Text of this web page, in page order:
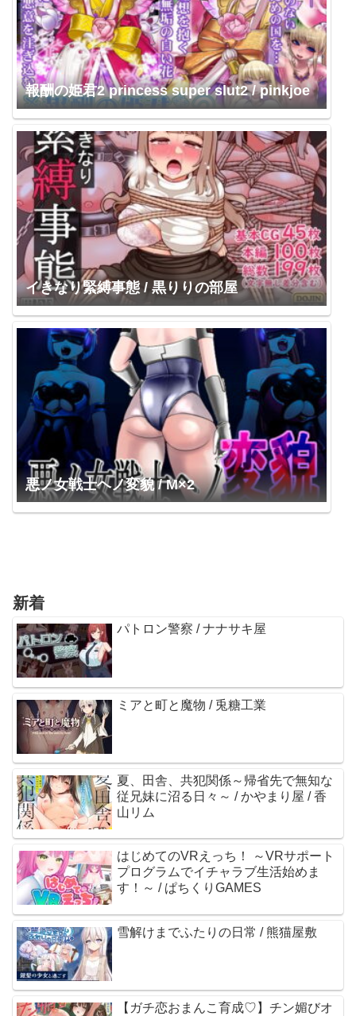
報酬の姫君2 princess super slut2 / pinkjoe
イきなり緊縛事態 / 黒りりの部屋
悪ノ女戦士ヘノ変貌 / M×2
新着
パトロン警察 / ナナサキ屋
ミアと町と魔物 / 兎糖工業
夏、田舎、共犯関係～帰省先で無知な
従兄妹に沼る日々～ / かやまり屋 / 香
山リム
はじめてのVRえっち！ ～VRサポート
プログラムでイチャラブ生活始めま
す！～ / ぱちくりGAMES
雪解けまでふたりの日常 / 熊猫屋敷
【ガチ恋おまんこ育成♡】チン媚びオ